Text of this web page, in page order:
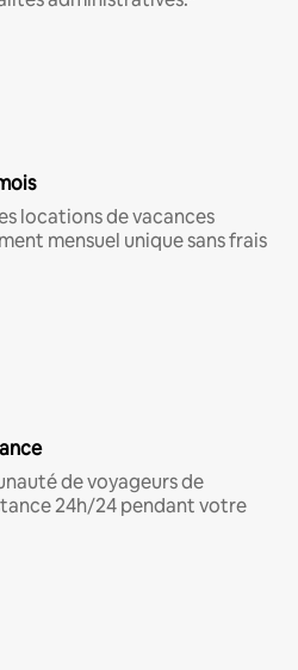
locations de vacances
mensuel unique sans frais
de voyageurs de
24h/24 pendant votre